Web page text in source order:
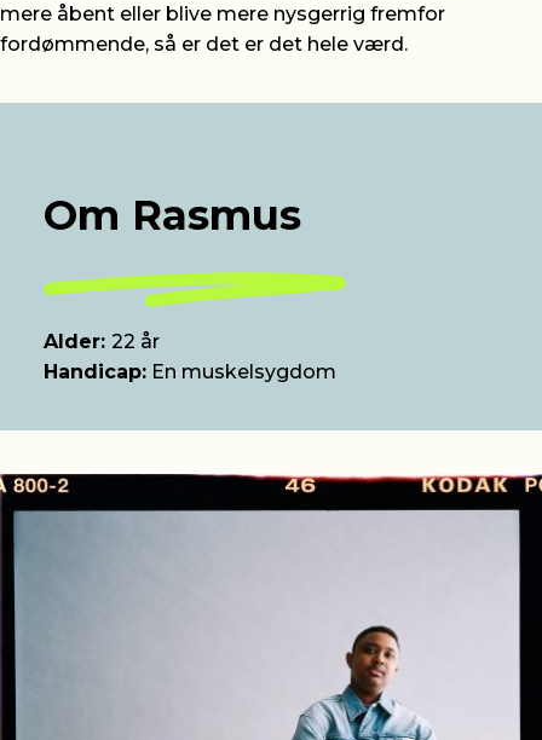
mere åbent eller blive mere nysgerrig fremfor
fordømmende, så er det er det hele værd.
Om Rasmus
Alder: 22 år
Handicap: En muskelsygdom